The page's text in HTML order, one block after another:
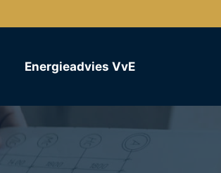
Energieadvies VvE